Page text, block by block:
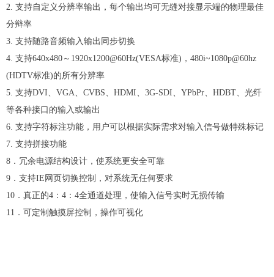
2. 支持自定义分辨率输出，每个输出均可无缝对接显示端的物理最佳
分辩率
3. 支持随路音频输入输出同步切换
4. 支持640x480～1920x1200@60Hz(VESA标准)，480i~1080p@60hz
(HDTV标准)的所有分辨率
5. 支持DVI、VGA、CVBS、HDMI、3G-SDI、YPbPr、HDBT、光纤
等各种接口的输入或输出
6. 支持字符标注功能，用户可以根据实际需求对输入信号做特殊标记
7. 支持拼接功能
8．冗余电源结构设计，使系统更安全可靠
9．支持IE网页切换控制，对系统无任何要求
10．真正的4：4：4全通道处理，使输入信号实时无损传输
11．可定制触摸屏控制，操作可视化